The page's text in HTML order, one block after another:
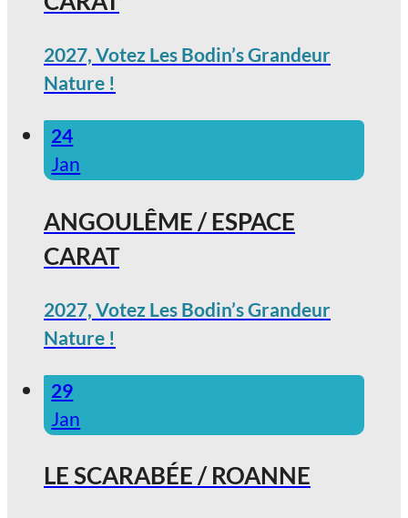
2027, Votez Les Bodin’s Grandeur
Nature !
24
Jan
ANGOULÊME / ESPACE
CARAT
2027, Votez Les Bodin’s Grandeur
Nature !
29
Jan
LE SCARABÉE / ROANNE